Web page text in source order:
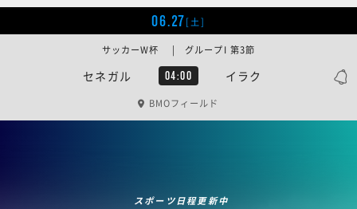
06.27[土]
セネガル 04:00 イラク
サッカーW杯 | グループI 第3節
BMOフィールド
スポーツ日程更新中